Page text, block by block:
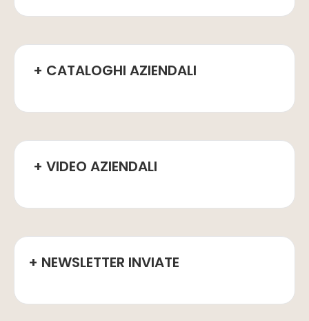
+ CATALOGHI AZIENDALI
+ VIDEO AZIENDALI
+ NEWSLETTER INVIATE